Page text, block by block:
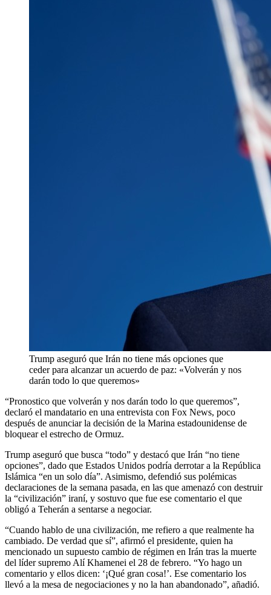
Trump aseguró que Irán no tiene más opciones que
ceder para alcanzar un acuerdo de paz: «Volverán y nos
darán todo lo que queremos»
“Pronostico que volverán y nos darán todo lo que queremos”,
declaró el mandatario en una entrevista con Fox News, poco
después de anunciar la decisión de la Marina estadounidense de
bloquear el estrecho de Ormuz.
Trump aseguró que busca “todo” y destacó que Irán “no tiene
opciones”, dado que Estados Unidos podría derrotar a la República
Islámica “en un solo día”. Asimismo, defendió sus polémicas
declaraciones de la semana pasada, en las que amenazó con destruir
la “civilización” iraní, y sostuvo que fue ese comentario el que
obligó a Teherán a sentarse a negociar.
“Cuando hablo de una civilización, me refiero a que realmente ha
cambiado. De verdad que sí”, afirmó el presidente, quien ha
mencionado un supuesto cambio de régimen en Irán tras la muerte
del líder supremo Alí Khamenei el 28 de febrero. “Yo hago un
comentario y ellos dicen: ‘¡Qué gran cosa!’. Ese comentario los
llevó a la mesa de negociaciones y no la han abandonado”, añadió.